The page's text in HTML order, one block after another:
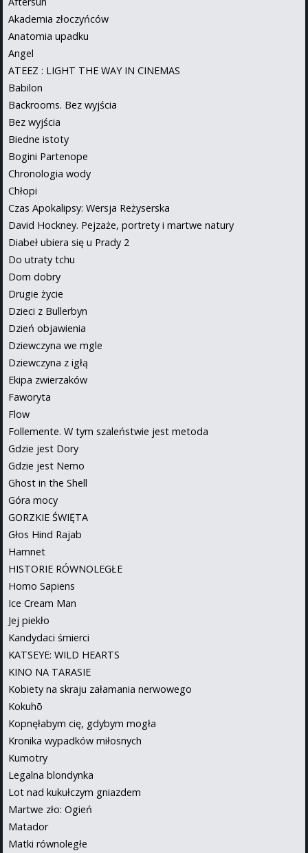
Akademia złoczyńców
Anatomia upadku
Angel
ATEEZ : LIGHT THE WAY IN CINEMAS
Babilon
Backrooms. Bez wyjścia
Bez wyjścia
Biedne istoty
Bogini Partenope
Chronologia wody
Chłopi
Czas Apokalipsy: Wersja Reżyserska
David Hockney. Pejzaże, portrety i martwe natury
Diabeł ubiera się u Prady 2
Do utraty tchu
Dom dobry
Drugie życie
Dzieci z Bullerbyn
Dzień objawienia
Dziewczyna we mgle
Dziewczyna z igłą
Ekipa zwierzaków
Faworyta
Flow
Follemente. W tym szaleństwie jest metoda
Gdzie jest Dory
Gdzie jest Nemo
Ghost in the Shell
Góra mocy
GORZKIE ŚWIĘTA
Głos Hind Rajab
Hamnet
HISTORIE RÓWNOLEGŁE
Homo Sapiens
Ice Cream Man
Jej piekło
Kandydaci śmierci
KATSEYE: WILD HEARTS
KINO NA TARASIE
Kobiety na skraju załamania nerwowego
Kokuhō
Kopnęłabym cię, gdybym mogła
Kronika wypadków miłosnych
Kumotry
Legalna blondynka
Lot nad kukułczym gniazdem
Martwe zło: Ogień
Matador
Matki równoległe